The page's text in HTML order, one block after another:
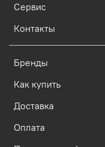
Сервис
Контакты
Бренды
Как купить
Доставка
Оплата